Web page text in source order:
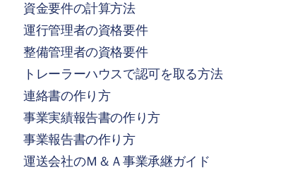
資金要件の計算方法
運行管理者の資格要件
整備管理者の資格要件
トレーラーハウスで認可を取る方法
連絡書の作り方
事業実績報告書の作り方
事業報告書の作り方
運送会社のＭ＆Ａ事業承継ガイド